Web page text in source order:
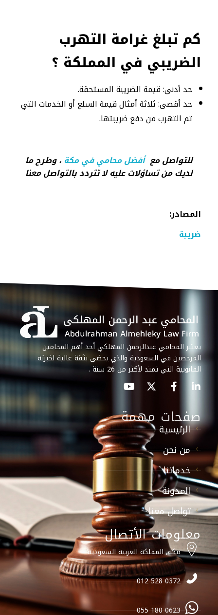
كم تبلغ غرامة التهرب
الضريبي في المملكة ؟
حد أدنى: قيمة الضريبة المستحقة.
حد أقصى: ثلاثة أمثال قيمة السلع أو الخدمات التي
تم التهرب من دفع ضريبتها.
للتواصل معأفضل محامي في مكة ، وطرح ما
لديك من تساؤلات عليه لا تتردد بالتواصل معنا
المصادر:
ضريبة
يعتبر المحامي عبدالرحمن المهلكي أحد أهم المحامين
المرخصين في السعودية والذي يحضى بثقة عالية لخبرته
القانونية التي تمتد لأكثر من 26 سنة .
صفحات مهمة
الرئيسية
من نحن
خدماتنا
المدونة
تواصل معنا
معلومات الأتصال
مكة, المملكة العربية السعودية
0372 528 012
0623 180 055